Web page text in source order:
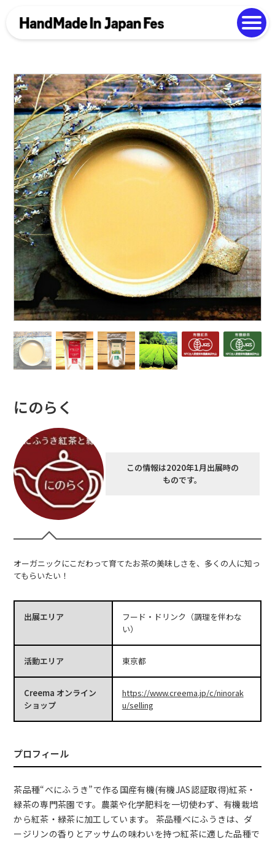
Photo Gallery
EN 中文
にのらく
この情報は2020年1月出展時の
ものです。
オーガニックにこだわって育てたお茶の美味しさを、多くの人に知っ
てもらいたい！
出展エリア
フード・ドリンク（調理を伴わな
い）
活動エリア 東京都
Creema オンライン
ショップ
https://www.creema.jp/c/ninorak
u/selling
プロフィール
茶品種“べにふうき”で作る国産有機(有機JAS認証取得)紅茶・
緑茶の専門茶園です。農薬や化学肥料を一切使わず、有機栽培
から紅茶・緑茶に加工しています。 茶品種べにふうきは、ダ
ージリンの香りとアッサムの味わいを持つ紅茶に適した品種で